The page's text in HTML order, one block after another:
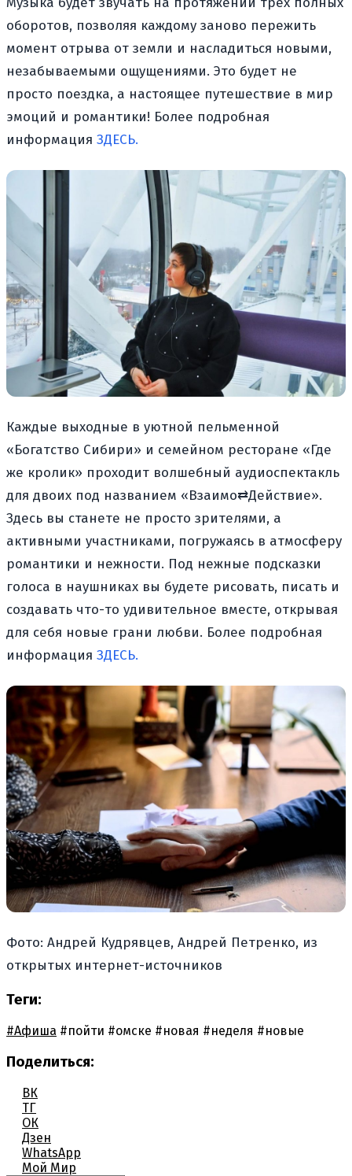
оборотов, позволяя каждому заново пережить
момент отрыва от земли и насладиться новыми,
незабываемыми ощущениями. Это будет не
просто поездка, а настоящее путешествие в мир
эмоций и романтики! Более подробная
информация ЗДЕСЬ.
Каждые выходные в уютной пельменной
«Богатство Сибири» и семейном ресторане «Где
же кролик» проходит волшебный аудиоспектакль
для двоих под названием «Взаимо⇄Действие».
Здесь вы станете не просто зрителями, а
активными участниками, погружаясь в атмосферу
романтики и нежности. Под нежные подсказки
голоса в наушниках вы будете рисовать, писать и
создавать что-то удивительное вместе, открывая
для себя новые грани любви. Более подробная
информация ЗДЕСЬ.
Фото: Андрей Кудрявцев, Андрей Петренко, из
открытых интернет-источников
Теги:
#Афиша #пойти #омске #новая #неделя #новые
Поделиться:
ВК
ТГ
ОК
Дзен
WhatsApp
Мой Мир